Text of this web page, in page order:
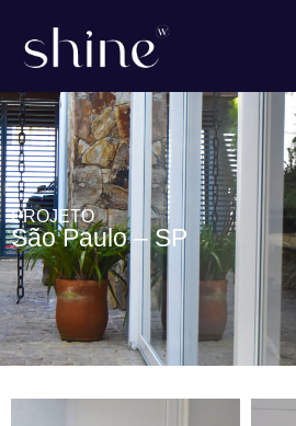
PROJETO
São Paulo – SP